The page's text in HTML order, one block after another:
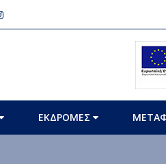
ΕΚΔΡΟΜΕΣ